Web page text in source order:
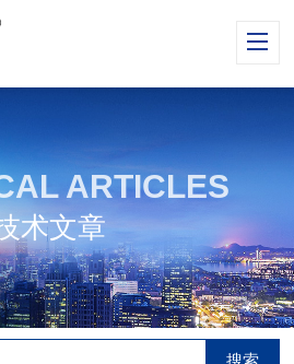
ARTICLES
术文章